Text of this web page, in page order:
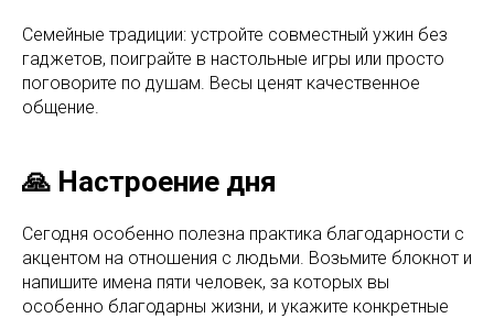
Семейные традиции: устройте совместный ужин без
гаджетов, поиграйте в настольные игры или просто
поговорите по душам. Весы ценят качественное
общение.
🙏 Настроение дня
Сегодня особенно полезна практика благодарности с
акцентом на отношения с людьми. Возьмите блокнот и
напишите имена пяти человек, за которых вы
особенно благодарны жизни, и укажите конкретные